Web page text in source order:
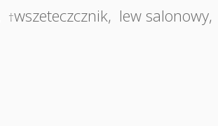
†wszeteczcznik, lew salonowy,